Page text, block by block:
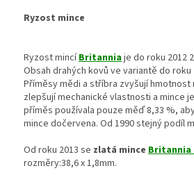
Ryzost mince
Ryzost mincíBritanniaje do roku 2012
Obsah drahých kovů ve variantě do roku
Příměsy mědi a stříbra zvyšují hmotnost
zlepšují mechanické vlastnosti a mince
příměs používala pouze měď 8,33 %,
mince dočervena. Od 1990 stejný podíl
Od roku 2013 se zlatá mince Britannia
rozměry:38,6 x 1,8mm.